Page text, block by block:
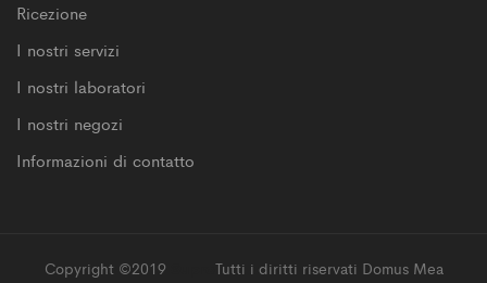
Ricezione
I nostri servizi
I nostri laboratori
I nostri negozi
Informazioni di contatto
Copyright ©2019 Tutti i diritti riservati Domus Mea